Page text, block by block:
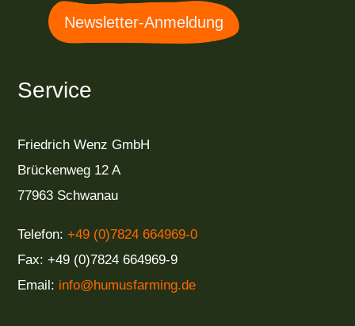
Newsletter-Anmeldung
Service
Friedrich Wenz GmbH
Brückenweg 12 A
77963 Schwanau
Telefon:+49 (0)7824 664969-0
Fax: +49 (0)7824 664969-9
Email: info@humusfarming.de